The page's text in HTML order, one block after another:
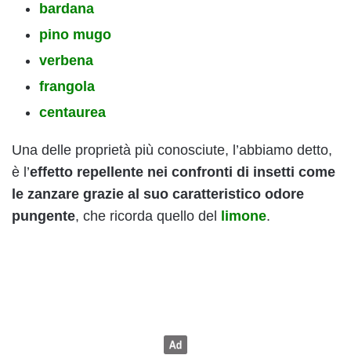
bardana
pino mugo
verbena
frangola
centaurea
Una delle proprietà più conosciute, l’abbiamo detto,
è l’effetto repellente nei confronti di insetti come
le zanzare grazie al suo caratteristico odore
pungente, che ricorda quello del limone.